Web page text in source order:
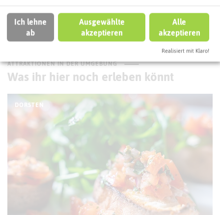
Autoroute finden
ATTRAKTIONEN IN DER UMGEBUNG
Was ihr hier noch erleben könnt
DORSTEN
Ich lehne
ab
Ausgewählte
akzeptieren
Alle
akzeptieren
Realisiert mit Klaro!